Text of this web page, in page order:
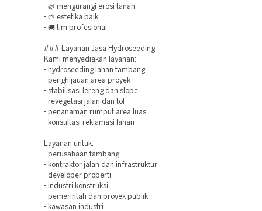
- 🌿 mengurangi erosi tanah
- 🌱 estetika baik
- 🚚 tim profesional
### Layanan Jasa Hydroseeding
Kami menyediakan layanan:
- hydroseeding lahan tambang
- penghijauan area proyek
- stabilisasi lereng dan slope
- revegetasi jalan dan tol
- penanaman rumput area luas
- konsultasi reklamasi lahan
Layanan untuk:
- perusahaan tambang
- kontraktor jalan dan infrastruktur
- developer properti
- industri konstruksi
- pemerintah dan proyek publik
- kawasan industri